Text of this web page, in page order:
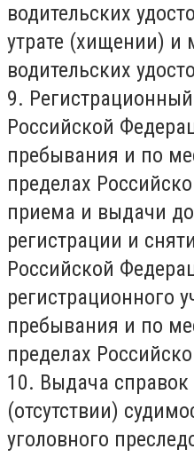
водительских
утрате (хищении) и
водительских
9.
Российской
пребывания и по
пределах
приема и выдачи
регистрации и
Российской
регистрационного
пребывания и по
пределах
10. Выдача
(отсутствии)
уголовного